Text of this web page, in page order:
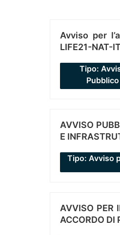
Avviso per
LIFE21-NAT-
Tipo:
Pubblico
AVVISO
E
Tipo: Avviso
AVVISO PER
ACCORDO